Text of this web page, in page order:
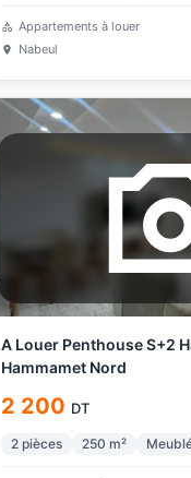
Appartements à louer
Nabeul
A Louer Penthouse S+2
Hammamet Nord
2 200 DT
2 pièces 250 m²